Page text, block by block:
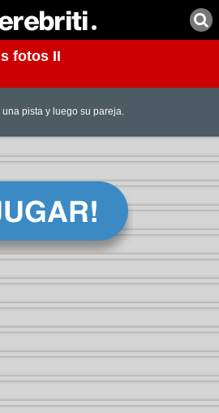
fotos II
pista y luego su pareja.